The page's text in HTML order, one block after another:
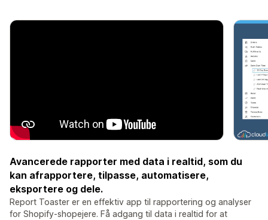
Avancerede rapporter med data i realtid, som du
kan afrapportere, tilpasse, automatisere,
eksportere og dele.
Report Toaster er en effektiv app til rapportering og analyser
for Shopify-shopejere. Få adgang til data i realtid for at